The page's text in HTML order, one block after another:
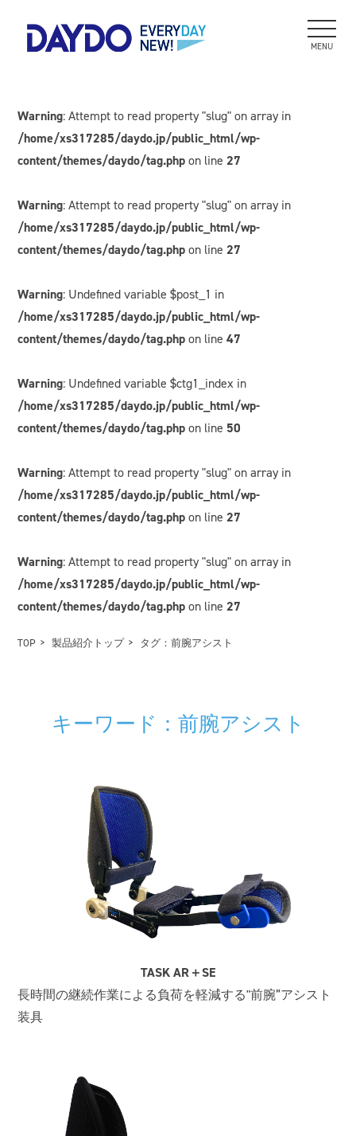
Warning: Attempt to read property "slug" on array in
/home/xs317285/daydo.jp/public_html/wp-
content/themes/daydo/tag.phpon line27
Warning: Attempt to read property "slug" on array in
/home/xs317285/daydo.jp/public_html/wp-
content/themes/daydo/tag.phpon line27
Warning: Undefined variable $post_1 in
/home/xs317285/daydo.jp/public_html/wp-
content/themes/daydo/tag.phpon line47
Warning: Undefined variable $ctg1_index in
/home/xs317285/daydo.jp/public_html/wp-
content/themes/daydo/tag.phpon line 50
Warning: Attempt to read property "slug" on array in
/home/xs317285/daydo.jp/public_html/wp-
content/themes/daydo/tag.phpon line27
Warning: Attempt to read property "slug" on array in
/home/xs317285/daydo.jp/public_html/wp-
content/themes/daydo/tag.phpon line27
TOP 製品紹介トップ タグ：前腕アシスト
キーワード：前腕アシスト
TASK AR＋SE
長時間の継続作業による負荷を軽減する"前腕”アシスト
装具
MENU